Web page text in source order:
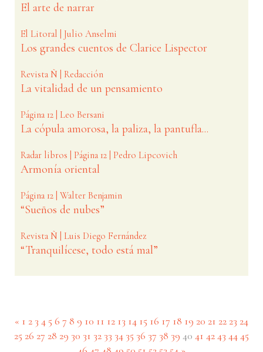
El arte de narrar
El Litoral | Julio Anselmi
Los grandes cuentos de Clarice Lispector
Revista Ñ | Redacción
La vitalidad de un pensamiento
Página 12 | Leo Bersani
La cópula amorosa, la paliza, la pantufla...
Radar libros | Página 12 | Pedro Lipcovich
Armonía oriental
Página 12 | Walter Benjamin
“Sueños de nubes”
Revista Ñ | Luis Diego Fernández
“Tranquilícese, todo está mal”
« 1 2 3 45 6 7 8 9 10 11 12 13 14 15 16 17 18 19 20 21 22 23 24
25 26 27 28 29 30 31 32 33 34 35 36 37 38 39 40 (current)
41 4243 4445